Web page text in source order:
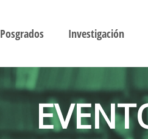
Posgrados Investigación